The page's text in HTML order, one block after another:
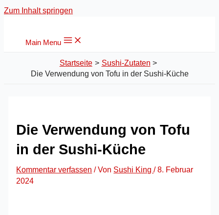
Zum Inhalt springen
Main Menu
Startseite
Sushi-Zutaten
Die Verwendung von Tofu in der Sushi-Küche
Die Verwendung von Tofu
in der Sushi-Küche
Kommentar verfassen / Von Sushi King/8. Februar
2024